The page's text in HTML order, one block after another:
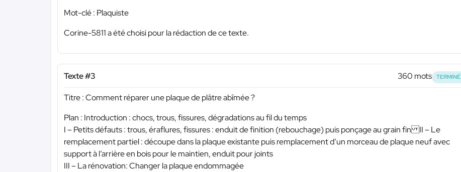
Mot-clé : Plaquiste
Corine-5811 a été choisi pour la rédaction de ce texte.
Texte #3 360 mots TERMINÉ
Titre : Comment réparer une plaque de plâtre abîmée ?
Plan : Introduction : chocs, trous, fissures, dégradations au fil du temps
I – Petits défauts : trous, éraflures, fissures : enduit de finition (rebouchage) puis ponçage au grain fin II – Le
remplacement partiel : découpe dans la plaque existante puis remplacement d’un morceau de plaque neuf avec
support à l’arrière en bois pour le maintien, enduit pour joints
III – La rénovation: Changer la plaque endommagée